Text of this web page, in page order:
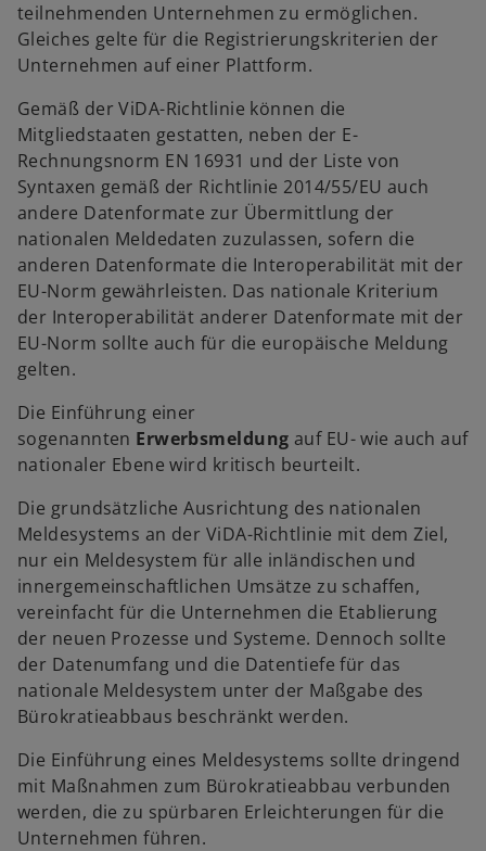
teilnehmenden Unternehmen zu ermöglichen.
Gleiches gelte für die Registrierungskriterien der
Unternehmen auf einer Plattform.
Gemäß der ViDA-Richtlinie können die
Mitgliedstaaten gestatten, neben der E-
Rechnungsnorm EN 16931 und der Liste von
Syntaxen gemäß der Richtlinie 2014/55/EU auch
andere Datenformate zur Übermittlung der
nationalen Meldedaten zuzulassen, sofern die
anderen Datenformate die Interoperabilität mit der
EU-Norm gewährleisten. Das nationale Kriterium
der Interoperabilität anderer Datenformate mit der
EU-Norm sollte auch für die europäische Meldung
gelten.
Die Einführung einer
sogenannten Erwerbsmeldung auf EU- wie auch auf
nationaler Ebene wird kritisch beurteilt.
Die grundsätzliche Ausrichtung des nationalen
Meldesystems an der ViDA-Richtlinie mit dem Ziel,
nur ein Meldesystem für alle inländischen und
innergemeinschaftlichen Umsätze zu schaffen,
vereinfacht für die Unternehmen die Etablierung
der neuen Prozesse und Systeme. Dennoch sollte
der Datenumfang und die Datentiefe für das
nationale Meldesystem unter der Maßgabe des
Bürokratieabbaus beschränkt werden.
Die Einführung eines Meldesystems sollte dringend
mit Maßnahmen zum Bürokratieabbau verbunden
werden, die zu spürbaren Erleichterungen für die
Unternehmen führen.
e
u